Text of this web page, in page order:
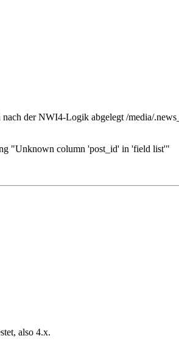
der NWI4-Logik abgelegt /media/
"Unknown column 'post_id' in 'field list'"
also 4.x.